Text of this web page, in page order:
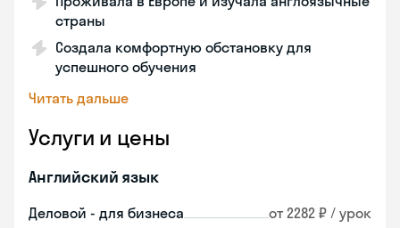
страны
Создала комфортную обстановку для
успешного обучения
Читать дальше
Услуги и цены
Английский язык
Деловой - для бизнеса от 2282 ₽ / урок